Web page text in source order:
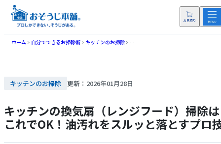
ホーム 自分でできるお掃除術 キッチンのお掃除 キッチンの換気扇（レンジフード）掃
キッチンのお掃除 更新：2026年01月28日
キッチンの換気扇（レンジフード）掃除は
これでOK！油汚れをスルッと落とすプロ